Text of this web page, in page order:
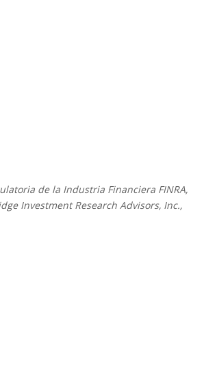
de la Industria Financiera FINRA,
Investment Research Advisors, Inc.,